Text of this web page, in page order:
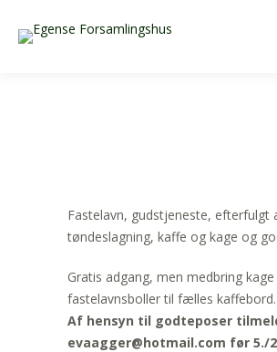
Fastelavn, gudstjeneste, efterfulgt
tøndeslagning, kaffe og kage og
Gratis adgang, men medbring
fastelavnsboller til fælles kaffebord.
Af hensyn til godteposer
evaagger@hotmail.com før 5./2